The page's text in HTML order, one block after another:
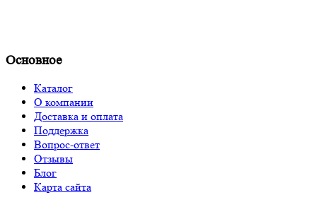
Основное
Каталог
О компании
Доставка и оплата
Поддержка
Вопрос-ответ
Отзывы
Блог
Карта сайта